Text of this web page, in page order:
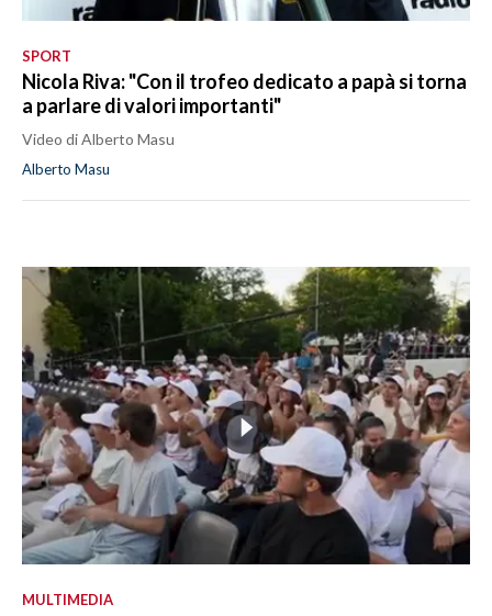
SPORT
Nicola Riva: "Con il trofeo dedicato a papà si torna
a parlare di valori importanti"
Video di Alberto Masu
Alberto Masu
MULTIMEDIA